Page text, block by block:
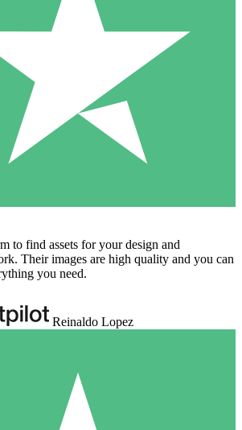
to find assets for your design and
Their images are high quality and you can
you need.
Reinaldo Lopez